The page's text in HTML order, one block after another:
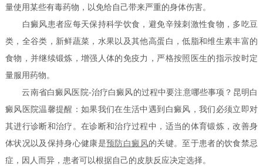
量使用某些有毒药物，以免给自己带来严重的身体伤害。
白癜风患者应每天保持科学饮食，避免辛辣刺激性食物，多吃豆
类，全谷类，新鲜蔬菜，水果以及其他高蛋白，低脂和维生素丰富的
食物，并继续锻炼，增强人体的免疫力，严格按照医生的指示按时定
量服用药物。
云南省白癜风医院-治疗白癜风的过程中要注意哪些事项？昆明白
癜风医院温馨提醒：如果我们在生活中遇到白癜风，我们必须立即对
其进行诊断和治疗。在诊断和治疗过程中，适当的体育锻炼，改善身
体状况以及保持身心健康是预防白癜风的关键。至于患者的饮食禁忌
症，因人而异，患者可以根据自己的皮肤反应决定选择。